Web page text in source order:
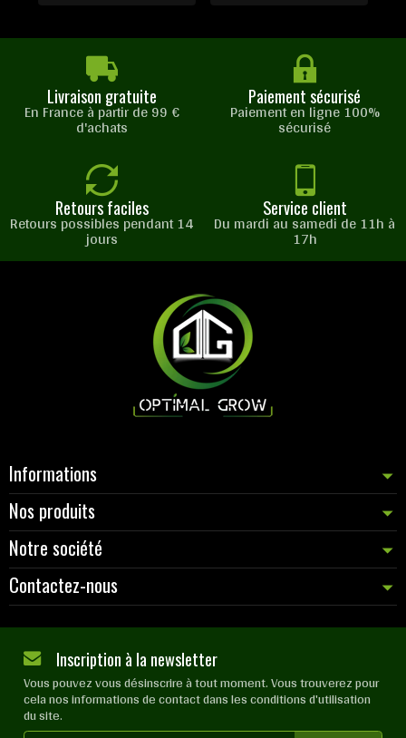
Livraison gratuite
En France à partir de 99 €
d'achats
Paiement sécurisé
Paiement en ligne 100%
sécurisé
Retours faciles
Retours possibles pendant 14
jours
Service client
Du mardi au samedi de 11h à
17h
Informations
Nos produits
Notre société
Contactez-nous
Inscription à la newsletter
Vous pouvez vous désinscrire à tout moment. Vous trouverez pour
cela nos informations de contact dans les conditions d'utilisation
du site.